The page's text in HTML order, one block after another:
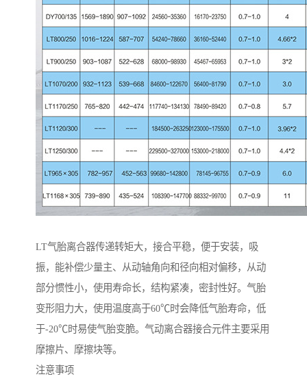
LT气胎离合器传递转矩大，接合平稳，便于安装，吸
振，能补偿少量主、从动轴角向和径向相对偏移，从动
部分惯性小，使用寿命长，结构紧凑，密封性好。气胎
变形阻力大，使用温度高于60℃时会降低气胎寿命，低
于-20℃时易使气胎变脆。气动离合器接合元件主要采用
摩擦片、摩擦块等。
注意事项